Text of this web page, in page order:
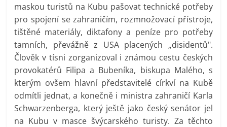
maskou turistů na Kubu pašovat technické potřeby
pro spojení se zahraničím, rozmnožovací přístroje,
tištěné materiály, diktafony a peníze pro potřeby
tamních, převážně z USA placených „disidentů".
Člověk v tísni zorganizoval i známou cestu českých
provokatérů Filipa a Bubeníka, biskupa Malého, s
kterým ovšem hlavní představitelé církví na Kubě
odmítli jednat, a konečně i ministra zahraničí Karla
Schwarzenberga, který ještě jako český senátor jel
na Kubu v masce švýcarského turisty. Za těchto